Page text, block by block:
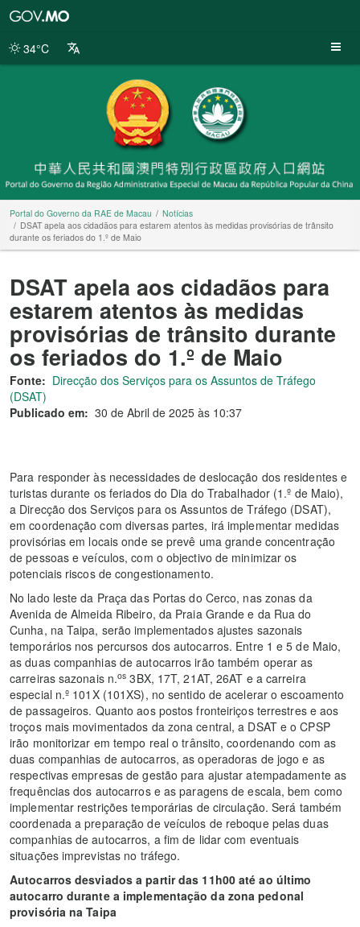
da
34°C
Portal do Governo da RAE de Macau
Notícias
DSAT apela aos cidadãos para estarem atentos às medidas provisórias de trânsito
durante os feriados do 1.º de Maio
DSAT apela aos cidadãos para
estarem atentos às medidas
provisórias de trânsito durante
os feriados do 1.º de Maio
Fonte: Direcção dos Serviços para os Assuntos de Tráfego
(DSAT)
Publicado em: 30 de Abril de 2025 às 10:37
Para responder às necessidades de deslocação dos residentes e
turistas durante os feriados do Dia do Trabalhador (1.º de Maio),
a Direcção dos Serviços para os Assuntos de Tráfego (DSAT),
em coordenação com diversas partes, irá implementar medidas
provisórias em locais onde se prevê uma grande concentração
de pessoas e veículos, com o objectivo de minimizar os
potenciais riscos de congestionamento.
No lado leste da Praça das Portas do Cerco, nas zonas da
Avenida de Almeida Ribeiro, da Praia Grande e da Rua do
Cunha, na Taipa, serão implementados ajustes sazonais
temporários nos percursos dos autocarros. Entre 1 e 5 de Maio,
as duas companhias de autocarros irão também operar as
carreiras sazonais n.os 3BX, 17T, 21AT, 26AT e a carreira
especial n.º 101X (101XS), no sentido de acelerar o escoamento
de passageiros. Quanto aos postos fronteiriços terrestres e aos
troços mais movimentados da zona central, a DSAT e o CPSP
irão monitorizar em tempo real o trânsito, coordenando com as
duas companhias de autocarros, as operadoras de jogo e as
respectivas empresas de gestão para ajustar atempadamente as
frequências dos autocarros e as paragens de escala, bem como
implementar restrições temporárias de circulação. Será também
coordenada a preparação de veículos de reboque pelas duas
companhias de autocarros, a fim de lidar com eventuais
situações imprevistas no tráfego.
Autocarros desviados a partir das 11h00 até ao último
autocarro durante a implementação da zona pedonal
provisória na Taipa